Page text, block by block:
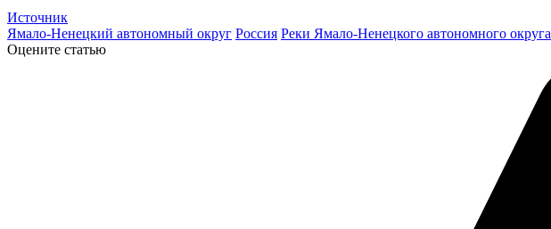
Источник
Ямало-Ненецкий автономный округ Россия Реки Ямало-Ненецкого автономного округа
Оцените статью